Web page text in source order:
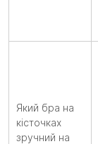
Який бра на
кісточках
зручний на